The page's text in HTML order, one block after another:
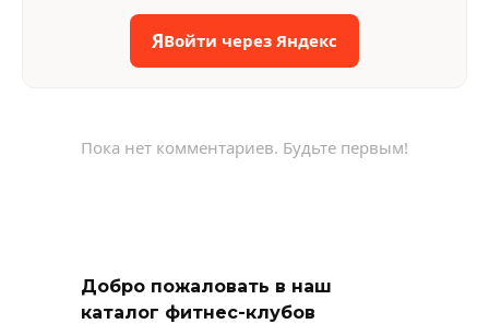
ЯВойти через Яндекс
Пока нет комментариев. Будьте первым!
Добро пожаловать в наш
каталог фитнес-клубов